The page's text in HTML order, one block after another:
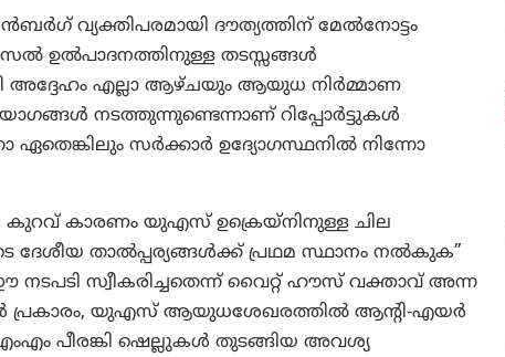
വ്യക്തിപരമായി ദൗത്യത്തിന് മേൽനോട്ടം
ഉൽപാദനത്തിനുള്ള തടസ്സങ്ങൾ
അദ്ദേഹം എല്ലാ ആഴ്ചയും ആയുധ നിർമ്മാണ
നടത്തുന്നുണ്ടെന്നാണ് റിപ്പോർട്ടുകൾ
ഏതെങ്കിലും സർക്കാർ ഉദ്യോഗസ്ഥനിൽ നിന്നോ
കാരണം യുഎസ് ഉക്രെയ്‌നിനുള്ള ചില
ദേശീയ താൽപ്പര്യങ്ങൾക്ക് പ്രഥമ സ്ഥാനം നൽകുക”
സ്വീകരിച്ചതെന്ന് വൈറ്റ് ഹൗസ് വക്താവ് അന്ന
പ്രകാരം, യുഎസ് ആയുധശേഖരത്തിൽ ആന്റി-എയർ
പീരങ്കി ഷെല്ലുകൾ തുടങ്ങിയ അവശ്യ